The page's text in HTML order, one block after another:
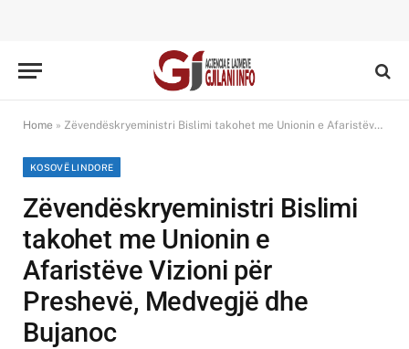
Home » Zëvendëskryeministri Bislimi takohet me Unionin e Afaristëve Vizioni për Preshevë, Medvegjë dhe Bujanoc
KOSOVË LINDORE
Zëvendëskryeministri Bislimi
takohet me Unionin e
Afaristëve Vizioni për
Preshevë, Medvegjë dhe
Bujanoc